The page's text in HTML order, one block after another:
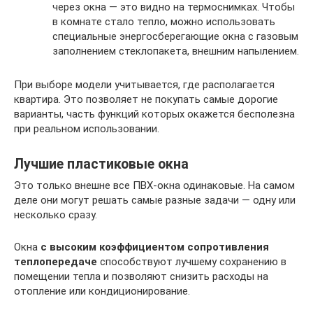
через окна — это видно на термоснимках. Чтобы
в комнате стало тепло, можно использовать
специальные энергосберегающие окна с газовым
заполнением стеклопакета, внешним напылением.
При выборе модели учитывается, где располагается
квартира. Это позволяет не покупать самые дорогие
варианты, часть функций которых окажется бесполезна
при реальном использовании.
Лучшие пластиковые окна
Это только внешне все ПВХ-окна одинаковые. На самом
деле они могут решать самые разные задачи — одну или
несколько сразу.
Окна с высоким коэффициентом сопротивления
теплопередаче способствуют лучшему сохранению в
помещении тепла и позволяют снизить расходы на
отопление или кондиционирование.